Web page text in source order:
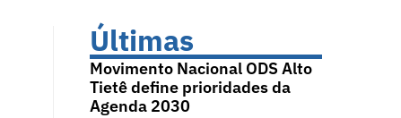
Últimas
Movimento Nacional ODS Alto
Tietê define prioridades da
Agenda 2030